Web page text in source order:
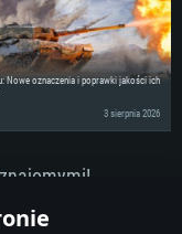
Vulkan
Nowe oznaczenia i poprawki jakości ich
3 sierpnia 2026